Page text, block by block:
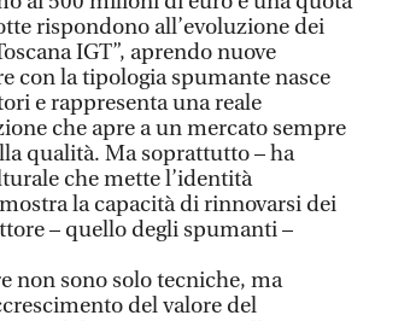
rispondono all’evoluzione dei
IGT”, aprendo nuove
con la tipologia spumante nasce
e rappresenta una reale
che apre a un mercato sempre
qualità. Ma soprattutto – ha
che mette l’identità
la capacità di rinnovarsi dei
– quello degli spumanti –
non sono solo tecniche, ma
del valore del